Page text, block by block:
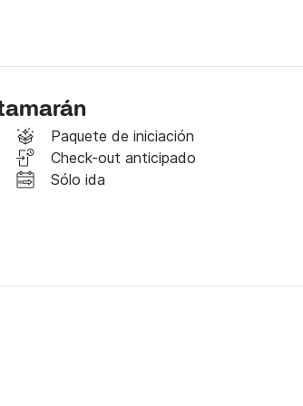
200 EUR/reserva
ocurren dificultades técnicas del alquiler
reserva
limpieza entre semanas: 60,00 EUR
su pedido ahora, entrega gratuita
Paquete de iniciación
Check-out anticipado
Sólo ida